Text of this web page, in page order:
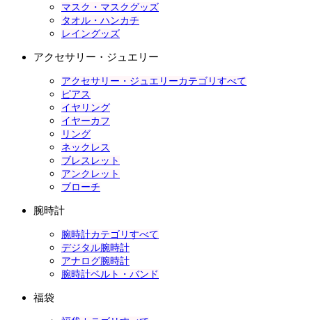
マスク・マスクグッズ
タオル・ハンカチ
レイングッズ
アクセサリー・ジュエリー
アクセサリー・ジュエリーカテゴリすべて
ピアス
イヤリング
イヤーカフ
リング
ネックレス
ブレスレット
アンクレット
ブローチ
腕時計
腕時計カテゴリすべて
デジタル腕時計
アナログ腕時計
腕時計ベルト・バンド
福袋